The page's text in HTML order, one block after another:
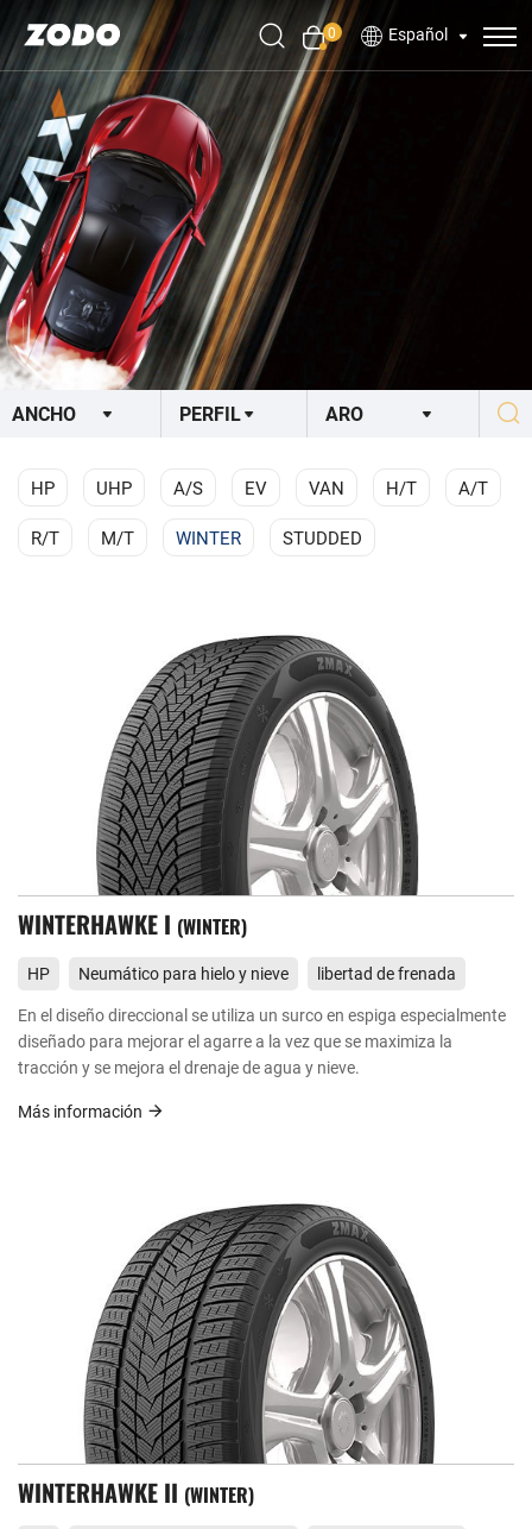
0 Español
HP UHP A/S EV VAN H/T A/T
R/T M/T WINTER STUDDED
WINTERHAWKE I WINTER
HP Neumático para hielo y nieve
libertad de frenada
En el diseño direccional se utiliza un surco en espiga especialmente
diseñado para mejorar el agarre a la vez que se maximiza la
tracción y se mejora el drenaje de agua y nieve.
Más información
WINTERHAWKE II WINTER